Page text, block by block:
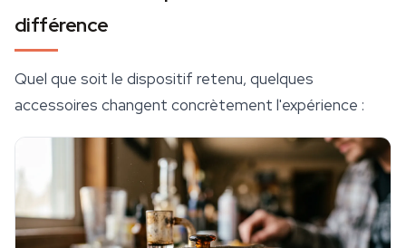
différence
Quel que soit le dispositif retenu, quelques
accessoires changent concrètement l'expérience :